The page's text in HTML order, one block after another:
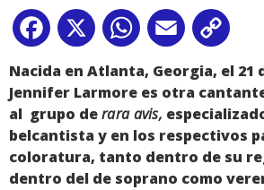
Facebook
X WhatsApp
Email
Link
Nacida en Atlanta, Georgia, el 21
Jennifer Larmore es otra
al grupo derara avis,
belcantista y en los respectivos
coloratura, tanto dentro de su
dentro del de soprano como